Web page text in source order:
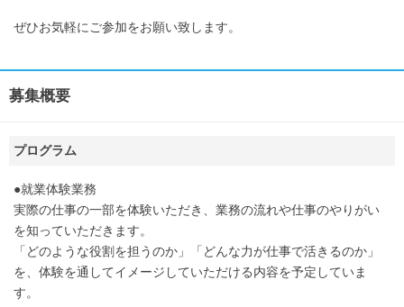
ぜひお気軽にご参加をお願い致します。
募集概要
プログラム
●就業体験業務
実際の仕事の一部を体験いただき、業務の流れや仕事のやりがい
を知っていただきます。
「どのような役割を担うのか」「どんな力が仕事で活きるのか」
を、体験を通してイメージしていただける内容を予定していま
す。